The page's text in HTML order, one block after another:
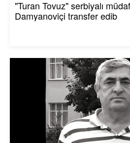
"Turan Tovuz" serbiyalı
Damyanoviçi transfer edib